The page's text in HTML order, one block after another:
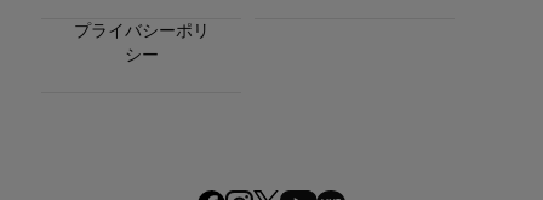
プライバシーポリ
シー